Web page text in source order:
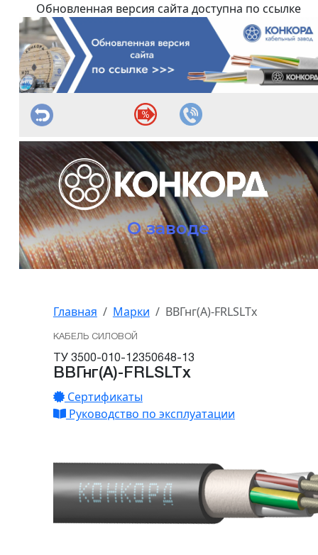
Обновленная версия сайта доступна по ссылке
О заводе
Главная Марки ВВГнг(А)-FRLSLTx
КАБЕЛЬ СИЛОВОЙ
ТУ 3500-010-12350648-13
ВВГнг(А)-FRLSLTx
Сертификаты
Руководство по эксплуатации